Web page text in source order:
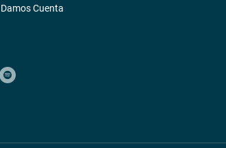
Damos Cuenta